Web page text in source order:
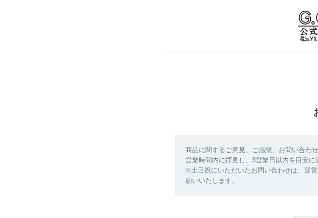
商品に関するご意見、ご感想、お問い合わ
営業時間内に拝見し、3営業日以内を目安に
※土日祝にいただいたお問い合わせは、翌
願いいたします。